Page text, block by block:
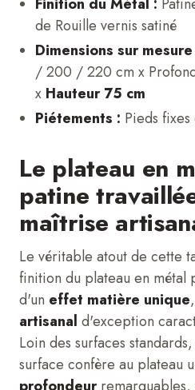
de Rouille vernis satiné
Dimensions sur
/ 200 / 220 cm x
x Hauteur 75 cm
Piétements : Pieds
Le plateau en
patine
maîtrise
Le véritable atout de cette
finition du plateau en métal
d'un effet matière unique
artisanal d'exception
Loin des surfaces
surface confère au plateau